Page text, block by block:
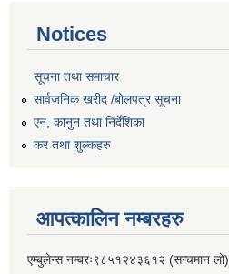
Notices
सूचना तथा समाचार
सार्वजनिक खरीद /बोलपत्र सूचना
एन, कानुन तथा निर्देशिका
कर तथा शुल्कहरु
आपत्कालिन नम्बरहरु
एम्बुलेन्स नम्बरः९८५१२४३६१२ (सन्चमान लो)